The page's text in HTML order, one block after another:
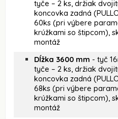
tyče – 2 ks, držiak
koncovka zadná
60ks (pri výbere
krúžkami so štipcom),
montáž
Dĺžka 3600 mm - tyč
tyče – 2 ks, držiak
koncovka zadná
68ks (pri výbere
krúžkami so štipcom),
montáž